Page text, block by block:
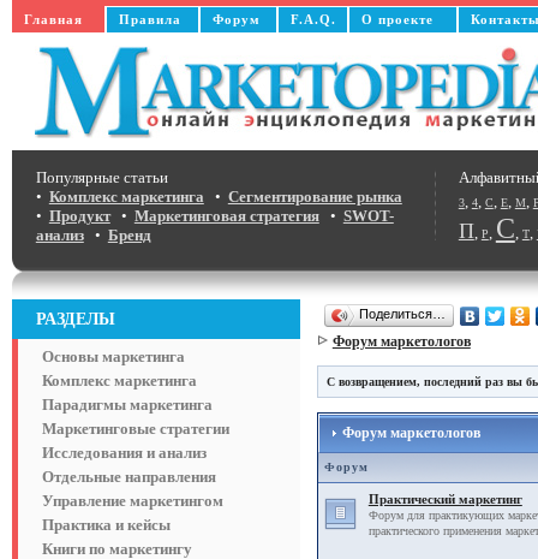
Главная Правила Форум F.A.Q. О проекте
3, 4, C, E, M,
П, Р, С, Т,
Популярные статьи
• Комплекс маркетинга • Сегментирование рынка
• Продукт• Маркетинговая стратегия• SWOT-
анализ• Бренд
РАЗДЕЛЫ
Основы маркетинга
Комплекс маркетинга
Парадигмы маркетинга
Маркетинговые стратегии
Исследования и анализ
Отдельные направления
Управление маркетингом
Практика и кейсы
Книги по маркетингу
Поделиться…
Форум маркетологов
С возвращением, последний раз вы
Форум маркетологов
Форум
Практический маркетинг
Форум для практикующих
практического применения